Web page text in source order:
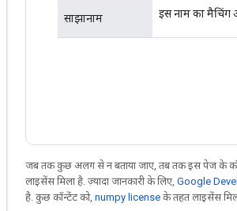
साझानाम इस नाम का
जब तक कुछ अलग से न बताया जाए, तब तक इस पेज के
लाइसेंस मिला है. ज़्यादा जानकारी के लिए, Google
है. कुछ कॉन्टेंट को, numpy license के तहत लाइसेंस